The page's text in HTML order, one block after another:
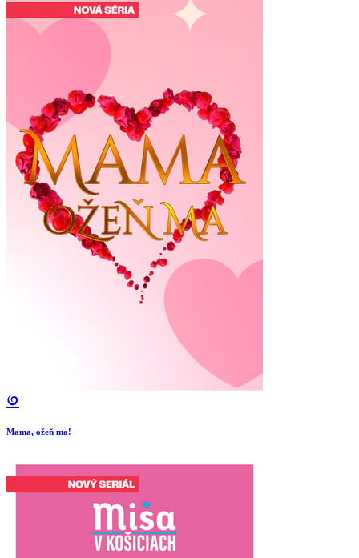
Mama, ožeň ma!